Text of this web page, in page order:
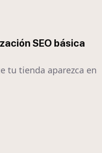
SEO básica
tu tienda aparezca en